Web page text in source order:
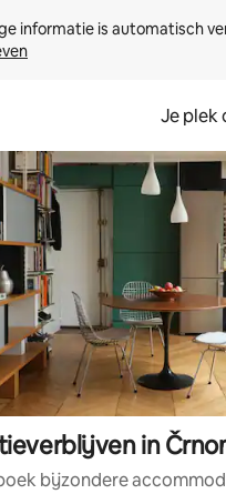
informatie is automatisch
Je plek
in
bijzondere